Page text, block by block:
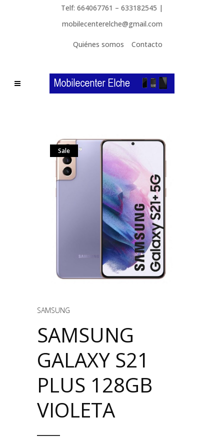
Telf: 664067761 – 633182545 |
mobilecenterelche@gmail.com
Quiénes somos Contacto
Sale
SAMSUNG
SAMSUNG
GALAXY S21
PLUS 128GB
VIOLETA